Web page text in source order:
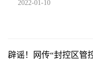
2022-01-10
辟谣！网传“封控区管